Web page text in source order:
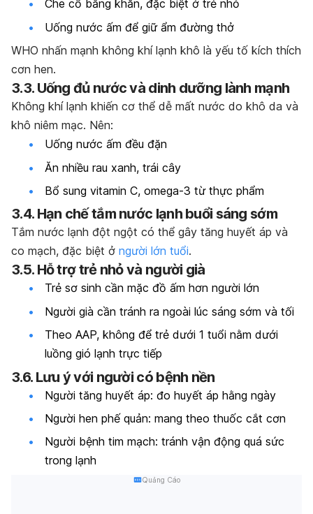
Che cổ bằng khăn, đặc biệt ở trẻ nhỏ
Uống nước ấm để giữ ẩm đường thở
WHO nhấn mạnh không khí lạnh khô là yếu tố kích thích
cơn hen.
3.3. Uống đủ nước và dinh dưỡng lành mạnh
Không khí lạnh khiến cơ thể dễ mất nước do khô da và
khô niêm mạc. Nên:
Uống nước ấm đều đặn
Ăn nhiều rau xanh, trái cây
Bổ sung vitamin C, omega-3 từ thực phẩm
3.4. Hạn chế tắm nước lạnh buổi sáng sớm
Tắm nước lạnh đột ngột có thể gây tăng huyết áp và
co mạch, đặc biệt ở người lớn tuổi.
3.5. Hỗ trợ trẻ nhỏ và người già
Trẻ sơ sinh cần mặc đồ ấm hơn người lớn
Người già cần tránh ra ngoài lúc sáng sớm và tối
Theo AAP, không để trẻ dưới 1 tuổi nằm dưới
luồng gió lạnh trực tiếp
3.6. Lưu ý với người có bệnh nền
Người tăng huyết áp: đo huyết áp hằng ngày
Người hen phế quản: mang theo thuốc cắt cơn
Người bệnh tim mạch: tránh vận động quá sức
trong lạnh
Quảng Cáo